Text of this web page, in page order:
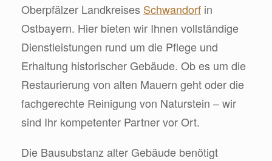
Oberpfälzer Landkreises Schwandorf in
Ostbayern. Hier bieten wir Ihnen vollständige
Dienstleistungen rund um die Pflege und
Erhaltung historischer Gebäude. Ob es um die
Restaurierung von alten Mauern geht oder die
fachgerechte Reinigung von Naturstein – wir
sind Ihr kompetenter Partner vor Ort.
Die Bausubstanz alter Gebäude benötigt